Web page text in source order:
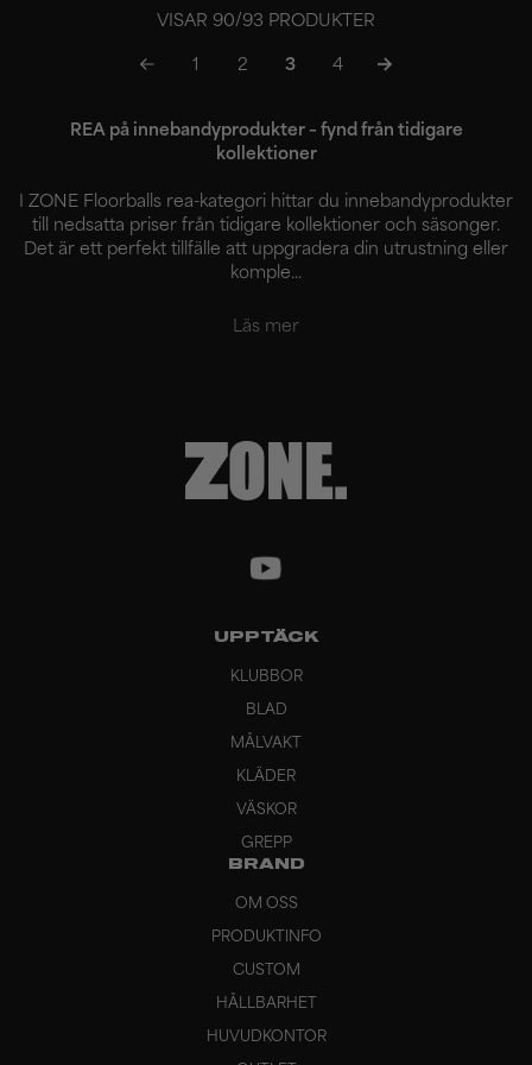
VISAR 90/ 93 PRODUKTER
1 2 3 4
REA på innebandyprodukter – fynd från tidigare
kollektioner
I ZONE Floorballs rea-kategori hittar du innebandyprodukter
till nedsatta priser från tidigare kollektioner och säsonger.
Det är ett perfekt tillfälle att uppgradera din utrustning eller
komple...
Läs mer
UPPTÄCK
KLUBBOR
BLAD
MÅLVAKT
KLÄDER
VÄSKOR
GREPP
BRAND
OM OSS
PRODUKTINFO
CUSTOM
HÅLLBARHET
HUVUDKONTOR